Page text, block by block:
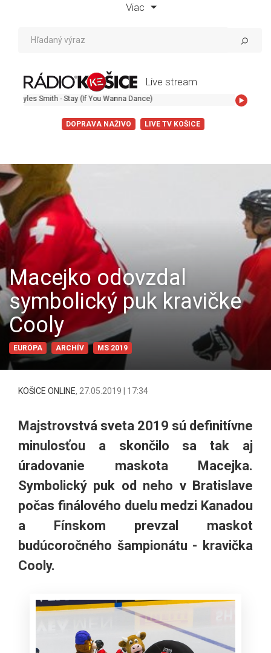
Viac
Live stream
- Stay (If You Wanna Dance)
DOPRAVA NAŽIVO LIVE TV KOŠICE
Macejko odovzdal
symbolický puk kravičke
Cooly
EURÓPA ARCHÍV MS 2019
KOŠICE ONLINE, 27.05.2019 | 17:34
Majstrovstvá sveta 2019 sú definitívne
minulosťou a skončilo sa tak aj
úradovanie maskota Macejka.
Symbolický puk od neho v Bratislave
počas finálového duelu medzi Kanadou
a Fínskom prevzal maskot
budúcoročného šampionátu - kravička
Cooly.